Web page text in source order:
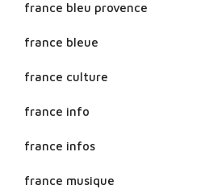
france bleu provence
france bleue
france culture
france info
france infos
france musique